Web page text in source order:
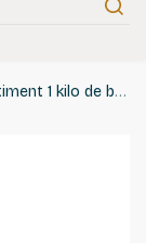
de bandes pour timbres-poste.